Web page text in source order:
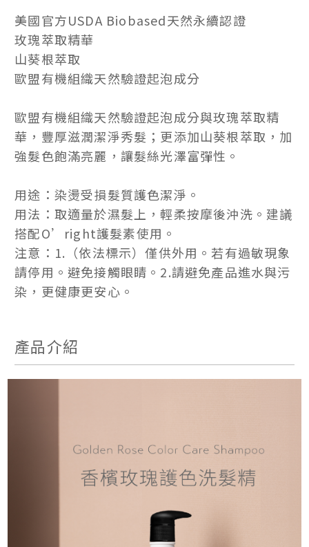
美國官方USDA Biobased天然永續認證
玫瑰萃取精華
山葵根萃取
歐盟有機組織天然驗證起泡成分
歐盟有機組織天然驗證起泡成分與玫瑰萃取精
華，豐厚滋潤潔淨秀髮；更添加山葵根萃取，加
強髮色飽滿亮麗，讓髮絲光澤富彈性。
用途：染燙受損髮質護色潔淨。
用法：取適量於濕髮上，輕柔按摩後沖洗。建議
搭配O’right護髮素使用。
注意：1.（依法標示）僅供外用。若有過敏現象
請停用。避免接觸眼睛。2.請避免產品進水與污
染，更健康更安心。
產品介紹